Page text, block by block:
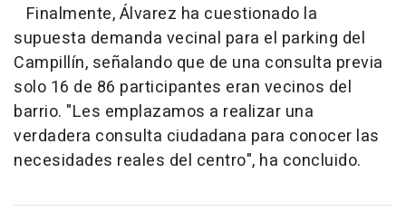
Finalmente, Álvarez ha cuestionado la
supuesta demanda vecinal para el parking del
Campillín, señalando que de una consulta previa
solo 16 de 86 participantes eran vecinos del
barrio. "Les emplazamos a realizar una
verdadera consulta ciudadana para conocer las
necesidades reales del centro", ha concluido.